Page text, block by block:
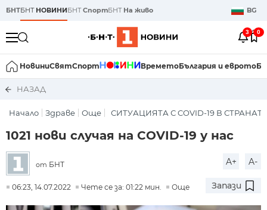
БНТБНТ НОВИНИБНТСпортБНТ На живо BG
3 0
НовиниСвятСпорт ВреметоБългария и еврото
НАЗАД
Начало Здраве Още СИТУАЦИЯТА С COVID-19 В
1021 нови случая на COVID-19 у нас
от БНТ A+ A-
06:23, 14.07.2022 Чете се за: 01:22 мин. Още Запази